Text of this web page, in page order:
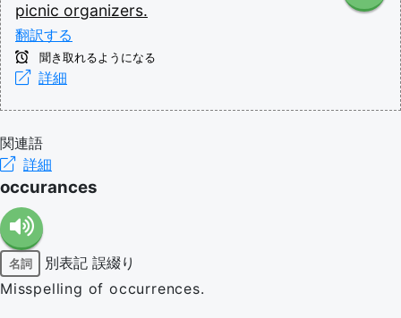
picnic organizers.
翻訳する
聞き取れるようになる
詳細
関連語
詳細
occurances
名詞 別表記 誤綴り
Misspelling of occurrences.